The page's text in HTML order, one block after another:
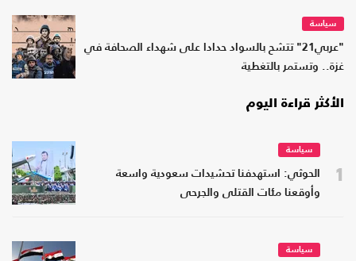
سياسة
"عربي21" تتشح بالسواد حدادا على شهداء الصحافة في
غزة.. وتستمر بالتغطية
الأكثر قراءة اليوم
1
سياسة
الحوثي: استهدفنا تحشيدات سعودية واسعة
وأوقعنا مئات القتلى والجرحى
سياسة